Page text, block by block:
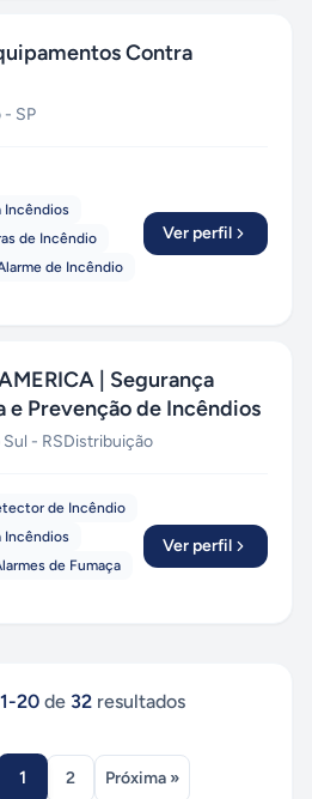
Contra
- SP
Incêndios
de Incêndio
de Incêndio
Ver perfil
| Segurança
e Prevenção de Incêndios
- RSDistribuição
de Incêndio
Incêndios
de Fumaça
Ver perfil
1-20 de 32 resultados
1 2 Próxima »